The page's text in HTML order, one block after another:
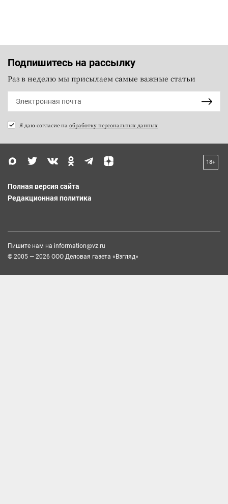
Подпишитесь на рассылку
Раз в неделю мы присылаем самые важные статьи
Я даю согласие на обработку персональных данных
18+
Полная версия сайта
Редакционная политика
Пишите нам на information@vz.ru
© 2005 — 2026 ООО Деловая газета «Взгляд»